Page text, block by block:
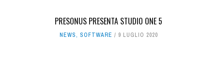
PRESONUS PRESENTA STUDIO ONE 5
NEWS, SOFTWARE 9 LUGLIO 2020